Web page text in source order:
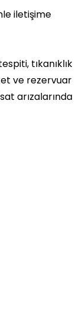
iletişime
tıkanıklık
ve rezervuar
arızalarında